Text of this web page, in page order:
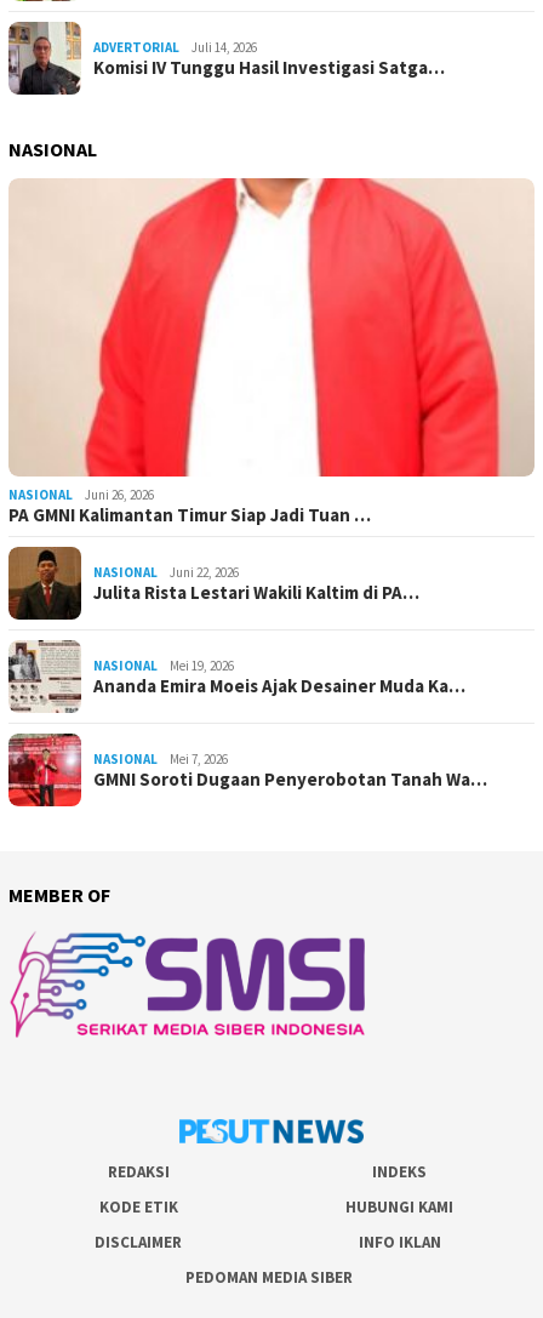
ADVERTORIAL Juli 14, 2026
Komisi IV Tunggu Hasil Investigasi Satga…
NASIONAL
NASIONAL Juni 26, 2026
PA GMNI Kalimantan Timur Siap Jadi Tuan …
NASIONAL Juni 22, 2026
Julita Rista Lestari Wakili Kaltim di PA…
NASIONAL Mei 19, 2026
Ananda Emira Moeis Ajak Desainer Muda Ka…
NASIONAL Mei 7, 2026
GMNI Soroti Dugaan Penyerobotan Tanah Wa…
MEMBER OF
REDAKSI
INDEKS
KODE ETIK
HUBUNGI KAMI
DISCLAIMER
INFO IKLAN
PEDOMAN MEDIA SIBER